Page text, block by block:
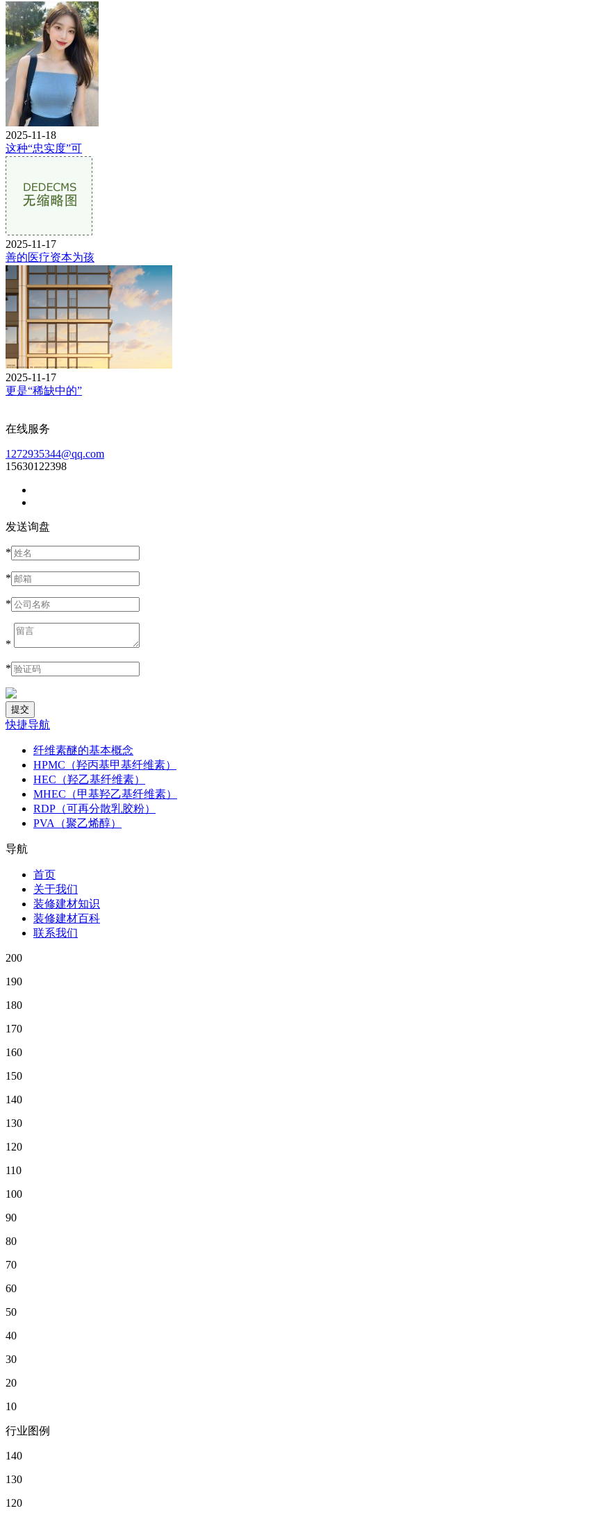
2025-11-18
这种“忠实度”可
2025-11-17
善的医疗资本为孩
2025-11-17
更是“稀缺中的”
在线服务
1272935344@qq.com
15630122398
发送询盘
*
*
*
*
*
快捷导航
纤维素醚的基本概念
HPMC（羟丙基甲基纤维素）
HEC（羟乙基纤维素）
MHEC（甲基羟乙基纤维素）
RDP（可再分散乳胶粉）
PVA（聚乙烯醇）
导航
首页
关于我们
装修建材知识
装修建材百科
联系我们
200
190
180
170
160
150
140
130
120
110
100
90
80
70
60
50
40
30
20
10
行业图例
140
130
120